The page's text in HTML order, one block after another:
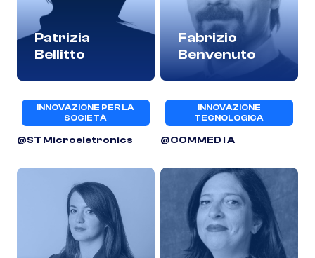
Patrizia
Bellitto
INNOVAZIONE PER LA
SOCIETÀ
@ST Microeletronics
Fabrizio
Benvenuto
INNOVAZIONE
TECNOLOGICA
@COMMED I A